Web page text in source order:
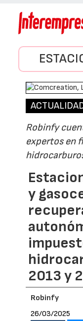
Robinfy
expertos en
y
2013 y
Robinfy
26/03/2025